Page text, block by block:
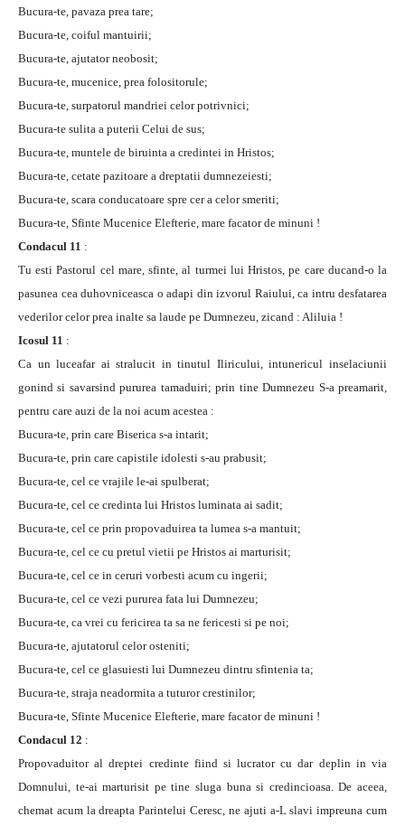
Bucura-te, pavaza prea tare;
Bucura-te, coiful mantuirii;
Bucura-te, ajutator neobosit;
Bucura-te, mucenice, prea folositorule;
Bucura-te, surpatorul mandriei celor potrivnici;
Bucura-te sulita a puterii Celui de sus;
Bucura-te, muntele de biruinta a credintei in Hristos;
Bucura-te, cetate pazitoare a dreptatii dumnezeiesti;
Bucura-te, scara conducatoare spre cer a celor smeriti;
Bucura-te, Sfinte Mucenice Elefterie, mare facator de minuni !
Condacul 11 :
Tu esti Pastorul cel mare, sfinte, al turmei lui Hristos, pe care ducand-o la
pasunea cea duhovniceasca o adapi din izvorul Raiului, ca intru desfatarea
vederilor celor prea inalte sa laude pe Dumnezeu, zicand : Aliluia !
Icosul 11 :
Ca un luceafar ai stralucit in tinutul Iliricului, intunericul inselaciunii
gonind si savarsind pururea tamaduiri; prin tine Dumnezeu S-a preamarit,
pentru care auzi de la noi acum acestea :
Bucura-te, prin care Biserica s-a intarit;
Bucura-te, prin care capistile idolesti s-au prabusit;
Bucura-te, cel ce vrajile le-ai spulberat;
Bucura-te, cel ce credinta lui Hristos luminata ai sadit;
Bucura-te, cel ce prin propovaduirea ta lumea s-a mantuit;
Bucura-te, cel ce cu pretul vietii pe Hristos ai marturisit;
Bucura-te, cel ce in ceruri vorbesti acum cu ingerii;
Bucura-te, cel ce vezi pururea fata lui Dumnezeu;
Bucura-te, ca vrei cu fericirea ta sa ne fericesti si pe noi;
Bucura-te, ajutatorul celor osteniti;
Bucura-te, cel ce glasuiesti lui Dumnezeu dintru sfintenia ta;
Bucura-te, straja neadormita a tuturor crestinilor;
Bucura-te, Sfinte Mucenice Elefterie, mare facator de minuni !
Condacul 12 :
Propovaduitor al dreptei credinte fiind si lucrator cu dar deplin in via
Domnului, te-ai marturisit pe tine sluga buna si credincioasa. De aceea,
chemat acum la dreapta Parintelui Ceresc, ne ajuti a-L slavi impreuna cum